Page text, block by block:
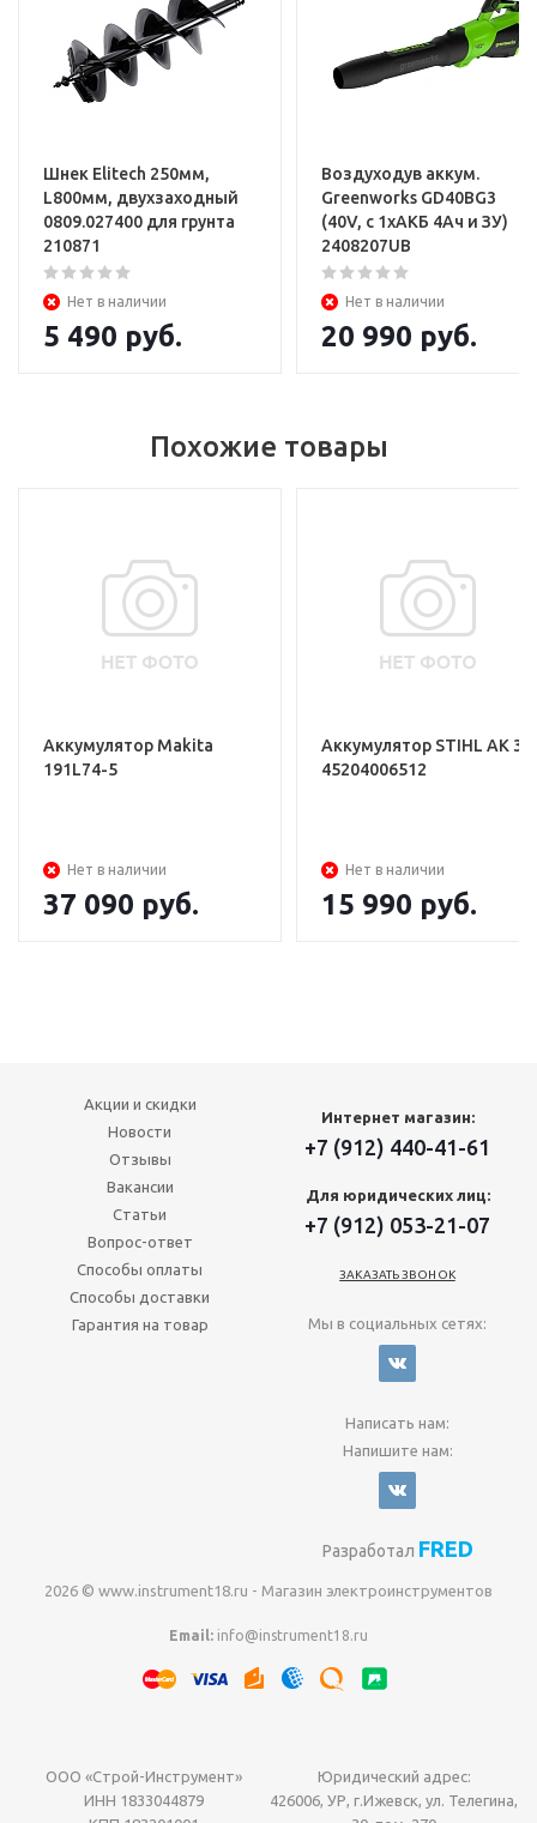
без коробки
Шнек Elitech 250мм,
L800мм, двухзаходный
0809.027400 для грунта
210871
Нет в наличии
5 490 руб.
Воздуходув аккум.
Greenworks GD40BG3
(40V, с 1хАКБ 4Ач и ЗУ)
2408207UB
Нет в наличии
20 990 руб.
Похожие товары
Аккумулятор Makita
191L74-5
Нет в наличии
37 090 руб.
Аккумулятор STIHL АK 30
45204006512
Нет в наличии
15 990 руб.
Акции и скидки
Новости
Отзывы
Вакансии
Статьи
Вопрос-ответ
Способы оплаты
Способы доставки
Гарантия на товар
Интернет магазин:
+7 (912) 440-41-61
Для юридических лиц:
+7 (912) 053-21-07
ЗАКАЗАТЬ ЗВОНОК
Мы в социальных сетях:
Написать нам:
Напишите нам:
Разработал FRED
2026 © www.instrument18.ru - Магазин электроинструментов
Email: info@instrument18.ru
ООО «Строй-Инструмент»
ИНН 1833044879
Юридический адрес:
426006, УР, г.Ижевск, ул. Телегина,